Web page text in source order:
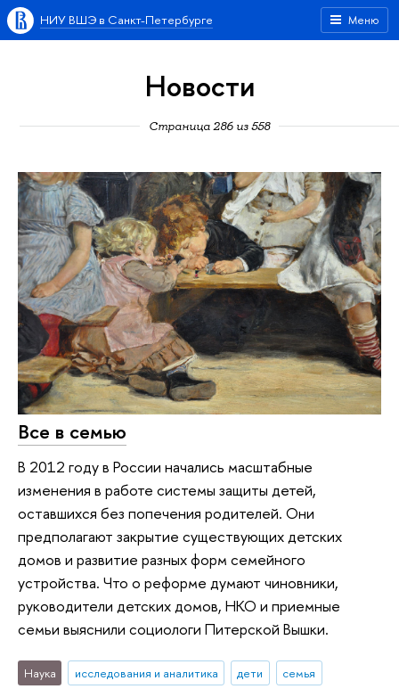
Меню
НИУ ВШЭ в Санкт-Петербурге
Новости
Страница 286 из 558
Все в семью
В 2012 году в России начались масштабные
изменения в работе системы защиты детей,
оставшихся без попечения родителей. Они
предполагают закрытие существующих детских
домов и развитие разных форм семейного
устройства. Что о реформе думают чиновники,
руководители детских домов, НКО и приемные
семьи выяснили социологи Питерской Вышки.
Наука исследования и аналитика дети
семья